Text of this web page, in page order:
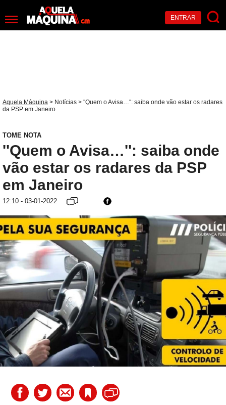
ENTRAR
Aquela Máquina > Notícias > ''Quem o Avisa…'': saiba onde vão estar os radares
da PSP em Janeiro
TOME NOTA
''Quem o Avisa…'': saiba onde
vão estar os radares da PSP
em Janeiro
12:10 - 03-01-2022